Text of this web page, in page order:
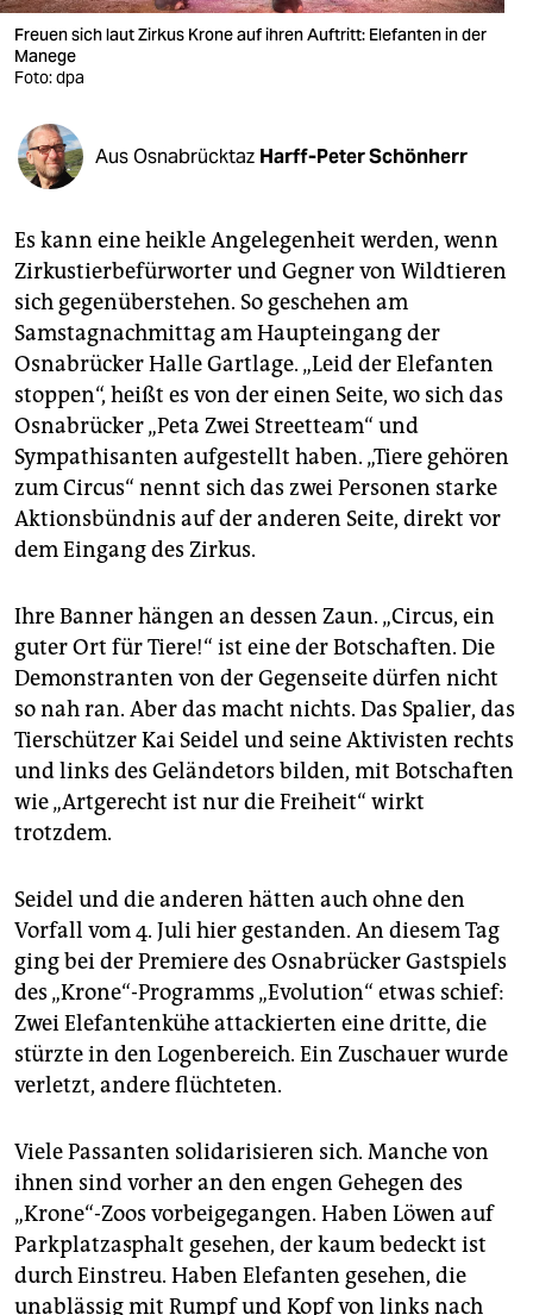
veranstaltungen
shop
fragen & hilfe
unterstützen
genossenschaft
epaper login
Freuen sich laut Zirkus Krone auf ihren Auftritt: Elefanten in der
Manege
Foto: dpa
Aus Osnabrücktaz Harff-Peter Schönherr
Es kann eine heikle Angelegenheit werden, wenn
Zirkustierbefürworter und Gegner von Wildtieren
sich gegenüberstehen. So geschehen am
Samstagnachmittag am Haupteingang der
Osnabrücker Halle Gartlage. „Leid der Elefanten
stoppen“, heißt es von der einen Seite, wo sich das
Osnabrücker „Peta Zwei Streetteam“ und
Sympathisanten aufgestellt haben. „Tiere gehören
zum Circus“ nennt sich das zwei Personen starke
Aktionsbündnis auf der anderen Seite, direkt vor
dem Eingang des Zirkus.
Ihre Banner hängen an dessen Zaun. „Circus, ein
guter Ort für Tiere!“ ist eine der Botschaften. Die
Demonstranten von der Gegenseite dürfen nicht
so nah ran. Aber das macht nichts. Das Spalier, das
Tierschützer Kai Seidel und seine Aktivisten rechts
und links des Geländetors bilden, mit Botschaften
wie „Artgerecht ist nur die Freiheit“ wirkt
trotzdem.
Seidel und die anderen hätten auch ohne den
Vorfall vom 4. Juli hier gestanden. An diesem Tag
ging bei der Premiere des Osnabrücker Gastspiels
des „Krone“-Programms „Evolution“ etwas schief:
Zwei Elefantenkühe attackierten eine dritte, die
stürzte in den Logenbereich. Ein Zuschauer wurde
verletzt, andere flüchteten.
Viele Passanten solidarisieren sich. Manche von
ihnen sind vorher an den engen Gehegen des
„Krone“-Zoos vorbeigegangen. Haben Löwen auf
Parkplatzasphalt gesehen, der kaum bedeckt ist
durch Einstreu. Haben Elefanten gesehen, die
unablässig mit Rumpf und Kopf von links nach